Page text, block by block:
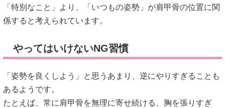
「特別なこと」より、「いつもの姿勢」が肩甲骨の位置に関
係すると考えられています。
やってはいけないNG習慣
「姿勢を良くしよう」と思うあまり、逆にやりすぎることも
あるようです。
たとえば、常に肩甲骨を無理に寄せ続ける、胸を張りすぎ